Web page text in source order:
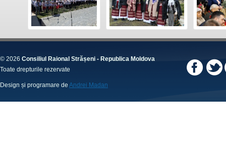
© 2026 Consiliul Raional Strășeni - Republica Moldova
Toate drepturile rezervate
Design și programare de Andrei Madan